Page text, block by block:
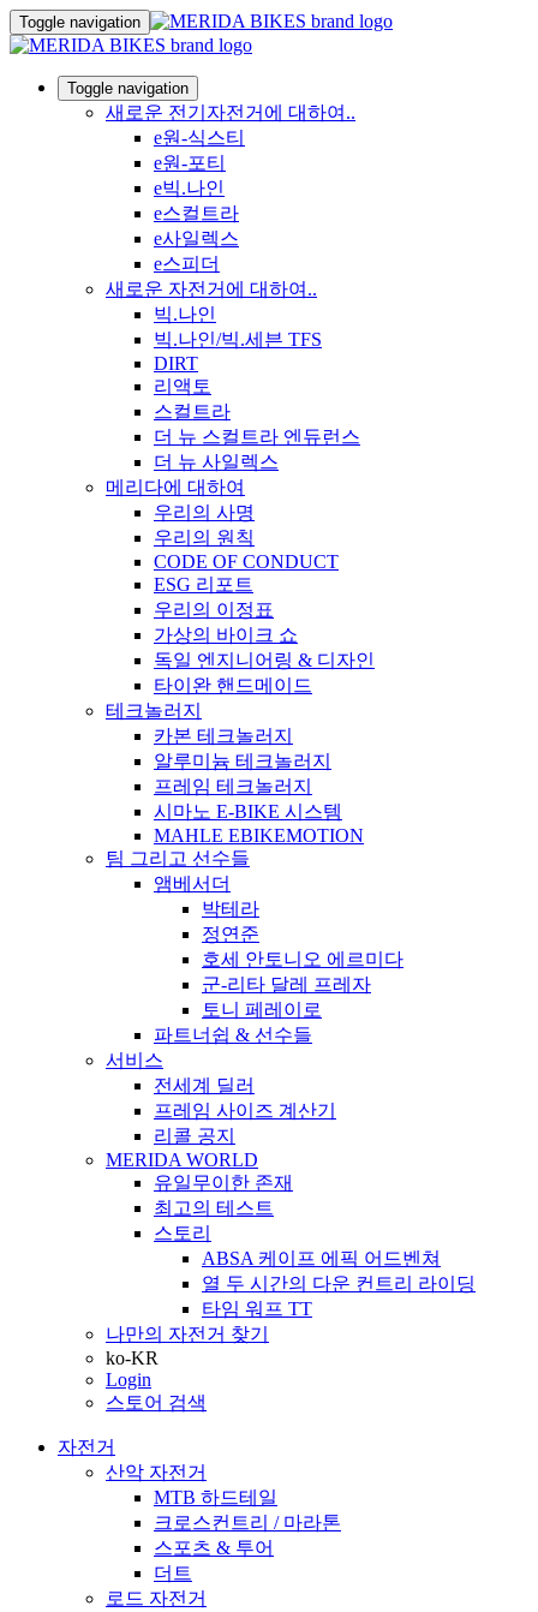
Toggle navigation
Toggle navigation
새로운 전기자전거에 대하여..
e원-식스티
e원-포티
e빅.나인
e스컬트라
e사일렉스
e스피더
새로운 자전거에 대하여..
빅.나인
빅.나인/빅.세븐 TFS
DIRT
리액토
스컬트라
더 뉴 스컬트라 엔듀런스
더 뉴 사일렉스
메리다에 대하여
우리의 사명
우리의 원칙
CODE OF CONDUCT
ESG 리포트
우리의 이정표
가상의 바이크 쇼
독일 엔지니어링 & 디자인
타이완 핸드메이드
테크놀러지
카본 테크놀러지
알루미늄 테크놀러지
프레임 테크놀러지
시마노 E-BIKE 시스템
MAHLE EBIKEMOTION
팀 그리고 선수들
앰베서더
박테라
정연준
호세 안토니오 에르미다
군-리타 달레 프레자
토니 페레이로
파트너쉽 & 선수들
서비스
전세계 딜러
프레임 사이즈 계산기
리콜 공지
MERIDA WORLD
유일무이한 존재
최고의 테스트
스토리
ABSA 케이프 에픽 어드벤쳐
열 두 시간의 다운 컨트리 라이딩
타임 워프 TT
나만의 자전거 찾기
ko-KR
Login
스토어 검색
자전거
산악 자전거
MTB 하드테일
크로스컨트리 / 마라톤
스포츠 & 투어
더트
로드 자전거